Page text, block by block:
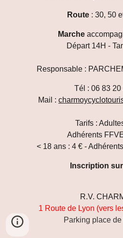
Route : 30, 50
Marche
Départ 14H -
Responsable :
Tél : 06 83 20
Mail :
Tarifs :
Adhérents
< 18 ans : 4 € -
Inscription
R.V.
1 Route de Lyon (vers
Parking place